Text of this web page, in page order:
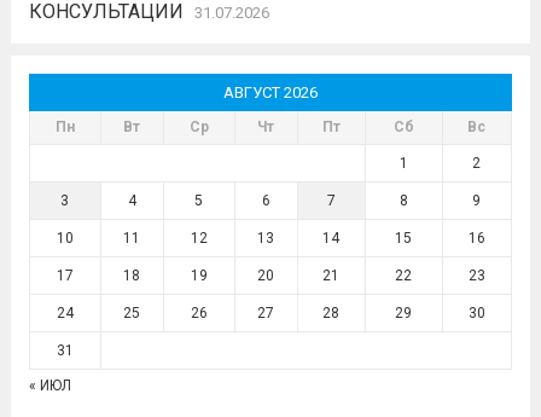
КОНСУЛЬТАЦИИ
31.07.2026
АВГУСТ 2026
Пн Вт Ср Чт Пт Сб Вс
1 2
3 4 5 6 7 8 9
10 11 12 13 14 15 16
17 18 19 20 21 22 23
24 25 26 27 28 29 30
31
« ИЮЛ